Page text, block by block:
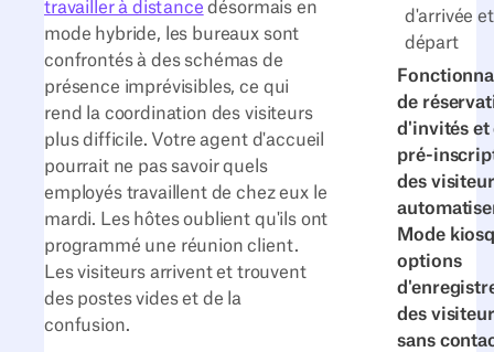
d'arrivée
départ
de
d'invités et
pré-
des
Mode
options
des
sans
travailler à distance désormais en
mode hybride, les bureaux sont
confrontés à des schémas de
présence imprévisibles, ce qui
rend la coordination des visiteurs
plus difficile. Votre agent d'accueil
pourrait ne pas savoir quels
employés travaillent de chez eux le
mardi. Les hôtes oublient qu'ils ont
programmé une réunion client.
Les visiteurs arrivent et trouvent
des postes vides et de la
confusion.